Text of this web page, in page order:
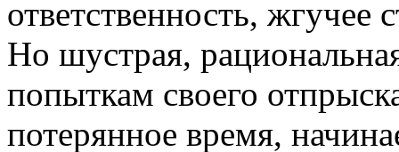
ответственность, жгучее
Но шустрая,
попыткам своего
потерянное время,